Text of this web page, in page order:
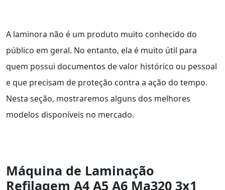
A laminora não é um produto muito conhecido do
público em geral. No entanto, ela é muito útil para
quem possui documentos de valor histórico ou pessoal
e que precisam de proteção contra a ação do tempo.
Nesta seção, mostraremos alguns dos melhores
modelos disponíveis no mercado.
Máquina de Laminação
Refilagem A4 A5 A6 Ma320 3x1